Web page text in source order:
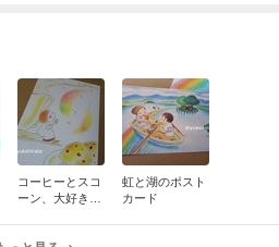
コーヒーとスコ
ーン、大好きな
虹と湖のポスト
カード